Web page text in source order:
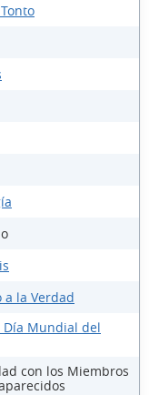
la Verdad
Día Mundial del
con los Miembros